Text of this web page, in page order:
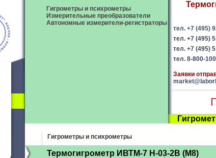
Гигрометры и психрометры
Измерительные преобразователи
Автономные измерители-регистраторы
тел. +7 (495)
тел. +7 (495)
тел. +7 (495)
тел. 8-800-
Заявки
Гигрометры и психрометры
Термогигрометр ИВТМ-7 Н-03-2В (М8)